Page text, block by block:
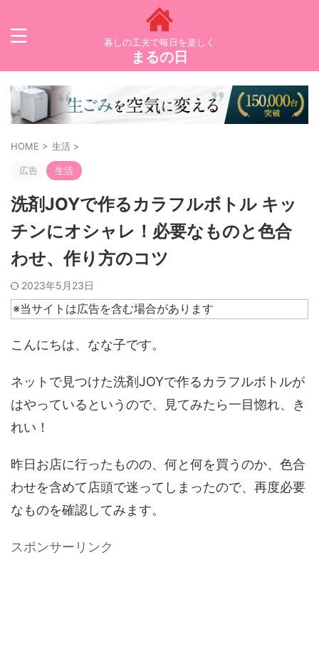
暮しの工夫で毎日を楽しく
まるの日
HOME > 生活 >
広告 生活
洗剤JOYで作るカラフルボトル キッ
チンにオシャレ！必要なものと色合
わせ、作り方のコツ
2023年5月23日
※当サイトは広告を含む場合があります
こんにちは、なな子です。
ネットで見つけた洗剤JOYで作るカラフルボトルが
はやっているというので、見てみたら一目惚れ、き
れい！
昨日お店に行ったものの、何と何を買うのか、色合
わせを含めて店頭で迷ってしまったので、再度必要
なものを確認してみます。
スポンサーリンク